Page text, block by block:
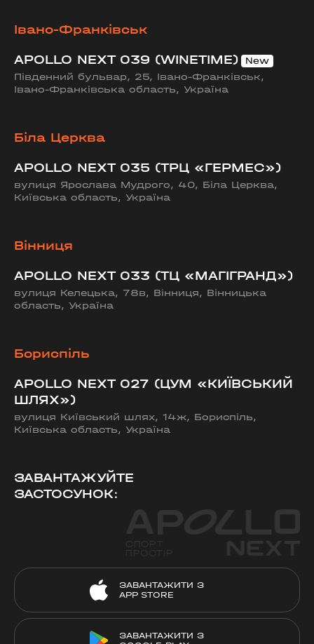
Івано-Франківськ
APOLLO NEXT 039 (WINETIME)
Південний бульвар, 25, Івано-Франківськ,
Івано-Франківська область, Україна
Біла Церква
APOLLO NEXT 035 (ТРЦ «ГЕРМЕС»)
вулиця Ярослава Мудрого, 40, Біла Церква,
Київська область, Україна
Вінниця
APOLLO NEXT 033 (ТЦ «МАГІГРАНД»)
вулиця Келецька, 78в, Вінниця, Вінницька
область, Україна
Бориспіль
APOLLO NEXT 027 (ЦУМ «КИЇВСЬКИЙ
ШЛЯХ»)
вулиця Київський шлях, 14ж, Бориспіль,
Київська область, Україна
ЗАВАНТАЖУЙТЕ
ЗАСТОСУНОК:
ЗАВАНТАЖИТИ З
APP STORE
ЗАВАНТАЖИТИ З